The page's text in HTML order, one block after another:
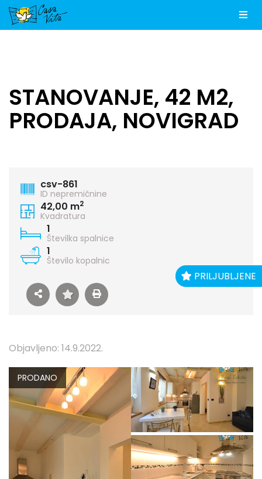
PRILJUBLJENE
STANOVANJE, 42 M2,
PRODAJA, NOVIGRAD
csv-861
ID nepremičnine
42,00 m2
Kvadratura
1
Številka spalnice
1
Število kopalnic
Objavljeno: 14.9.2022.
PRODANO